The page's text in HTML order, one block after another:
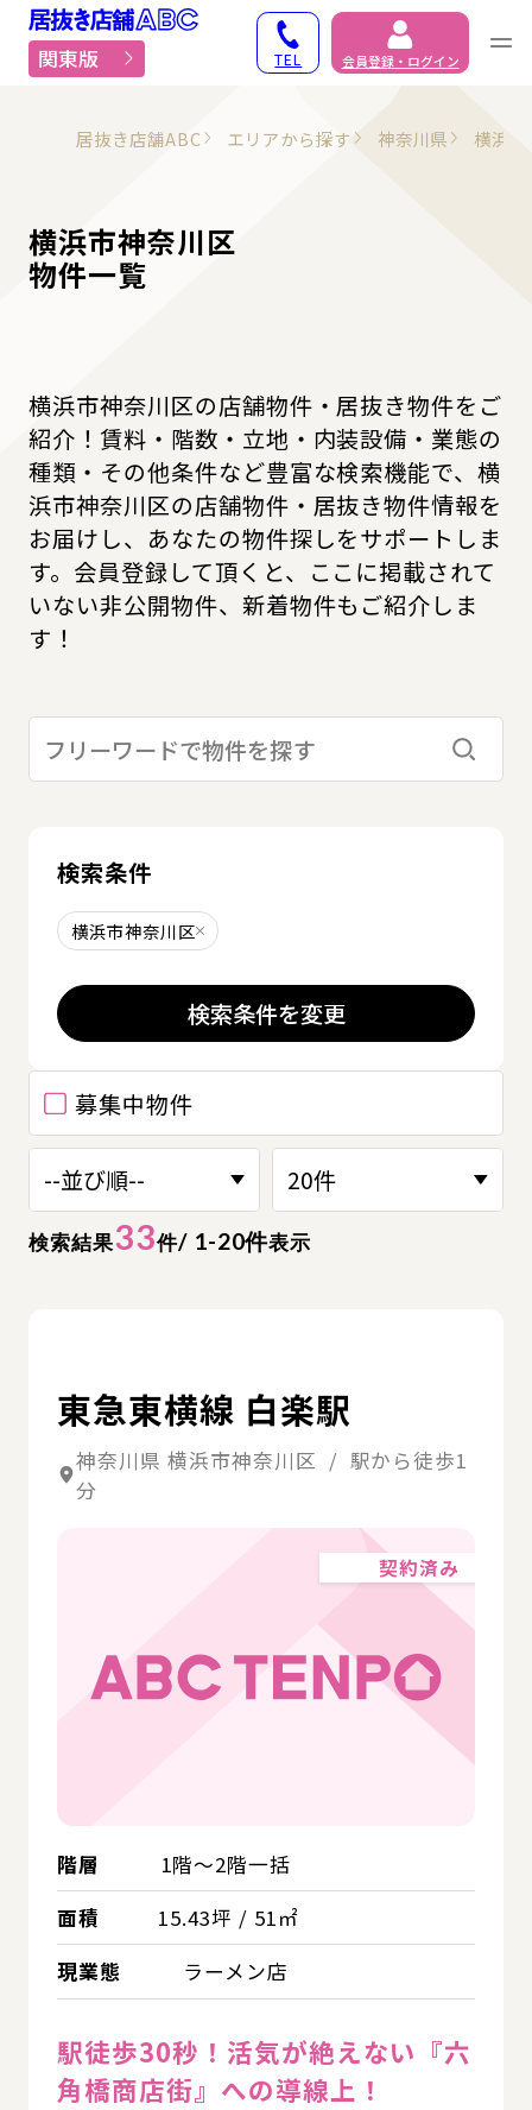
居抜き物件・貸店舗で
関東版 TEL 会員登録・ログイン
居抜き店舗ABC エリアから探す 神奈川県 横浜
横浜市神奈川区
物件一覧
横浜市神奈川区の店舗物件・居抜き物件をご
紹介！賃料・階数・立地・内装設備・業態の
種類・その他条件など豊富な検索機能で、横
浜市神奈川区の店舗物件・居抜き物件情報を
お届けし、あなたの物件探しをサポートしま
す。会員登録して頂くと、ここに掲載されて
いない非公開物件、新着物件もご紹介しま
す！
検索結果33件/ 1-20件表示
募集中物件
東急東横線 白楽駅
神奈川県 横浜市神奈川区 / 駅から徒歩1
分
契約済み
階層
1階～2階一括
面積
15.43坪 / 51㎡
現業態
ラーメン店
駅徒歩30秒！活気が絶えない『六
角橋商店街』への導線上！
検索す
検索条件
横浜市神奈川区削除する
検索条件を変更